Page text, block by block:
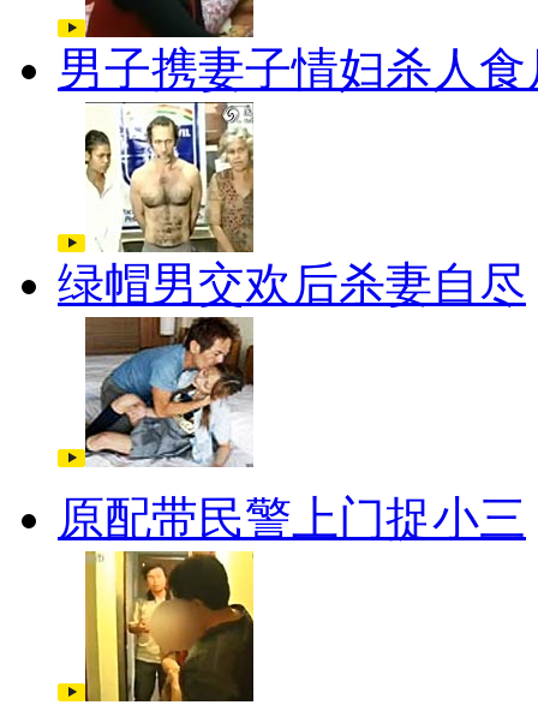
男子携妻子情妇杀人食
绿帽男交欢后杀妻自尽
原配带民警上门捉小三